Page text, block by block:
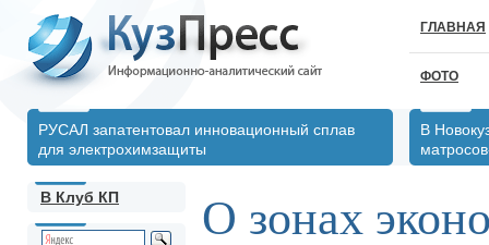
ГЛАВНАЯ
ФОТО
РУСАЛ запатентовал инновационный сплав
для электрохимзащиты
В
В Клуб КП
О зонах